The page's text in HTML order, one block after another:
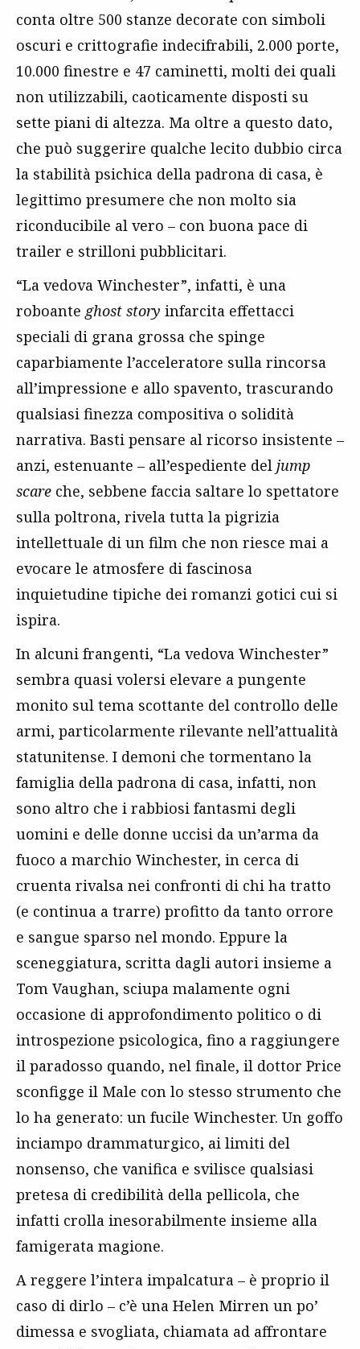
conta oltre 500 stanze decorate con simboli
oscuri e crittografie indecifrabili, 2.000 porte,
10.000 finestre e 47 caminetti, molti dei quali
non utilizzabili, caoticamente disposti su
sette piani di altezza. Ma oltre a questo dato,
che può suggerire qualche lecito dubbio circa
la stabilità psichica della padrona di casa, è
legittimo presumere che non molto sia
riconducibile al vero – con buona pace di
trailer e strilloni pubblicitari.
“La vedova Winchester”, infatti, è una
roboante ghost story infarcita effettacci
speciali di grana grossa che spinge
caparbiamente l’acceleratore sulla rincorsa
all’impressione e allo spavento, trascurando
qualsiasi finezza compositiva o solidità
narrativa. Basti pensare al ricorso insistente –
anzi, estenuante – all’espediente del jump
scare che, sebbene faccia saltare lo spettatore
sulla poltrona, rivela tutta la pigrizia
intellettuale di un film che non riesce mai a
evocare le atmosfere di fascinosa
inquietudine tipiche dei romanzi gotici cui si
ispira.
In alcuni frangenti, “La vedova Winchester”
sembra quasi volersi elevare a pungente
monito sul tema scottante del controllo delle
armi, particolarmente rilevante nell’attualità
statunitense. I demoni che tormentano la
famiglia della padrona di casa, infatti, non
sono altro che i rabbiosi fantasmi degli
uomini e delle donne uccisi da un’arma da
fuoco a marchio Winchester, in cerca di
cruenta rivalsa nei confronti di chi ha tratto
(e continua a trarre) profitto da tanto orrore
e sangue sparso nel mondo. Eppure la
sceneggiatura, scritta dagli autori insieme a
Tom Vaughan, sciupa malamente ogni
occasione di approfondimento politico o di
introspezione psicologica, fino a raggiungere
il paradosso quando, nel finale, il dottor Price
sconfigge il Male con lo stesso strumento che
lo ha generato: un fucile Winchester. Un goffo
inciampo drammaturgico, ai limiti del
nonsenso, che vanifica e svilisce qualsiasi
pretesa di credibilità della pellicola, che
infatti crolla inesorabilmente insieme alla
famigerata magione.
A reggere l’intera impalcatura – è proprio il
caso di dirlo – c’è una Helen Mirren un po’
dimessa e svogliata, chiamata ad affrontare